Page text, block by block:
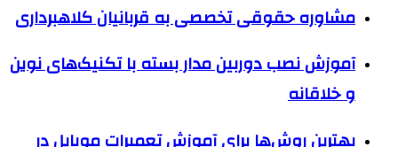
مشاوره حقوقی تخصصی به قربانیان کلاهبرداری
آموزش نصب دوربین مدار بسته با تکنیک‌های نوین
و خلاقانه
بهترین روش‌ها برای آموزش تعمیرات موبایل در